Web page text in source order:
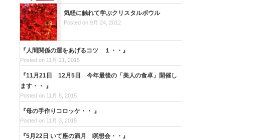
気軽に触れて学ぶクリスタルボウル
Posted on 9月 24, 2012
『人間関係の運をあげるコツ １・・』
Posted on 11月 21, 2015
『11月21日 12月5日 今年最後の「美人の食卓」開催し
ます・・ 』
Posted on 11月 5, 2015
『母の手作りコロッケ・・ 』
Posted on 11月 3, 2015
『5月22日 いて座の満月 瞑想会・・』